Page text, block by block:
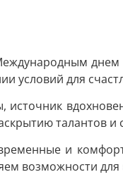
условий для
источник
талантов и
и
возможности для